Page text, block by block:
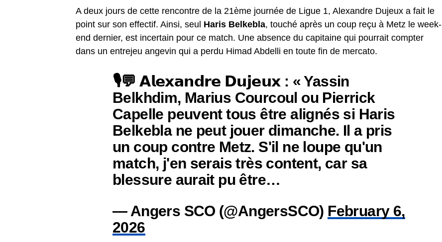
A deux jours de cette rencontre de la 21ème journée de Ligue 1, Alexandre Dujeux a fait le
point sur son effectif. Ainsi, seul Haris Belkebla, touché après un coup reçu à Metz le week-
end dernier, est incertain pour ce match. Une absence du capitaine qui pourrait compter
dans un entrejeu angevin qui a perdu Himad Abdelli en toute fin de mercato.
🎙️💬 𝗔𝗹𝗲𝘅𝗮𝗻𝗱𝗿𝗲 𝗗𝘂𝗷𝗲𝘂𝘅 : « Yassin
Belkhdim, Marius Courcoul ou Pierrick
Capelle peuvent tous être alignés si Haris
Belkebla ne peut jouer dimanche. Il a pris
un coup contre Metz. S'il ne loupe qu'un
match, j'en serais très content, car sa
blessure aurait pu être…
— Angers SCO (@AngersSCO) February 6,
2026